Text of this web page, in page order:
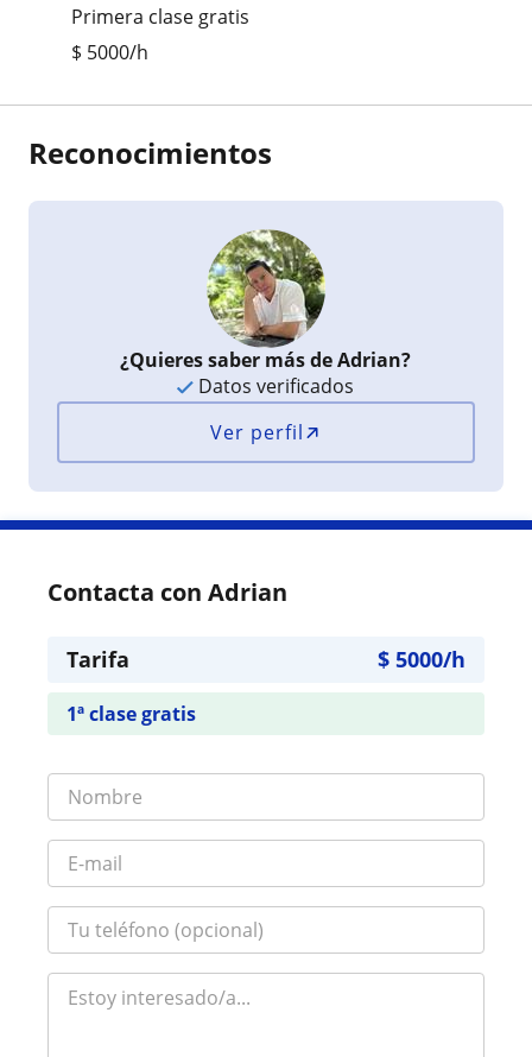
Primera clase gratis
$ 5000/h
Reconocimientos
¿Quieres saber más de Adrian?
Datos verificados
Ver perfil
Contacta con Adrian
Tarifa $ 5000/h
1ª clase gratis